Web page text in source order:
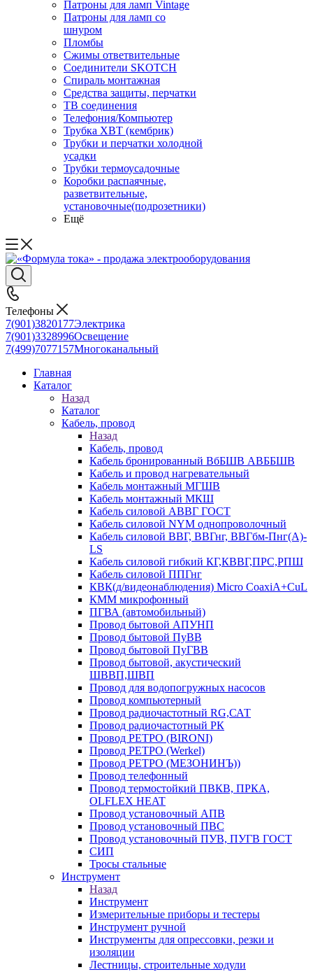
Патроны для ламп Vintage
Патроны для ламп со
шнуром
Пломбы
Сжимы ответвительные
Соединители SKOTCH
Спираль монтажная
Средства защиты, перчатки
ТВ соединения
Телефония/Компьютер
Трубка ХВТ (кембрик)
Трубки и перчатки холодной
усадки
Трубки термоусадочные
Коробки распаячные,
разветвительные,
установочные(подрозетники)
Ещё
Телефоны
7(901)3820177Электрика
7(901)3328996Освещение
7(499)7077157Многоканальный
Главная
Каталог
Назад
Каталог
Кабель, провод
Назад
Кабель, провод
Кабель бронированный ВбБШВ АВББШВ
Кабель и провод нагревательный
Кабель монтажный МГШВ
Кабель монтажный МКШ
Кабель силовой АВВГ ГОСТ
Кабель силовой NYM однопроволочный
Кабель силовой ВВГ, ВВГнг, ВВГбм-Пнг(А)-
LS
Кабель силовой гибкий КГ,КВВГ,ПРС,РПШ
Кабель силовой ППГнг
КВК(д/видеонаблюдения) Micro CoaxiA+CuL
КММ микрофонный
ПГВА (автомобильный)
Провод бытовой АПУНП
Провод бытовой ПуВВ
Провод бытовой ПуГВВ
Провод бытовой, акустический
ШВВП,ШВП
Провод для водопогружных насосов
Провод компьютерный
Провод радиочастотный RG,САТ
Провод радиочастотный РК
Провод РЕТРО (BIRONI)
Провод РЕТРО (Werkel)
Провод РЕТРО (МЕЗОНИНЪ))
Провод телефонный
Провод термостойкий ПВКВ, ПРКА,
OLFLEX HEAT
Провод установочный АПВ
Провод установочный ПВС
Провод установочный ПУВ, ПУГВ ГОСТ
СИП
Тросы стальные
Инструмент
Назад
Инструмент
Измерительные приборы и тестеры
Инструмент ручной
Инструменты для опрессовки, резки и
изоляции
Лестницы, строительные ходули